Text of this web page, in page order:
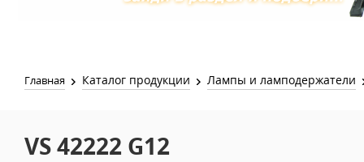
Главная Каталог продукции Лампы и ламподержатели
VS 42222 G12